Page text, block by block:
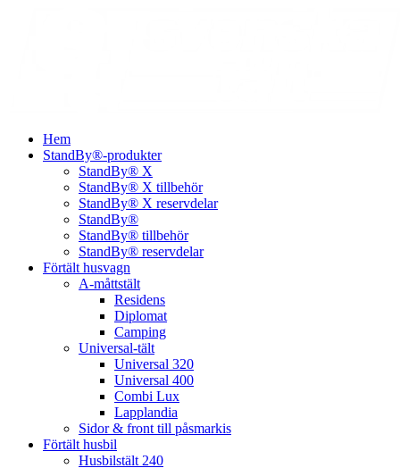
Hem
StandBy®-produkter
StandBy® X
StandBy® X tillbehör
StandBy® X reservdelar
StandBy®
StandBy® tillbehör
StandBy® reservdelar
Förtält husvagn
A-måttstält
Residens
Diplomat
Camping
Universal-tält
Universal 320
Universal 400
Combi Lux
Lapplandia
Sidor & front till påsmarkis
Förtält husbil
Husbilstält 240